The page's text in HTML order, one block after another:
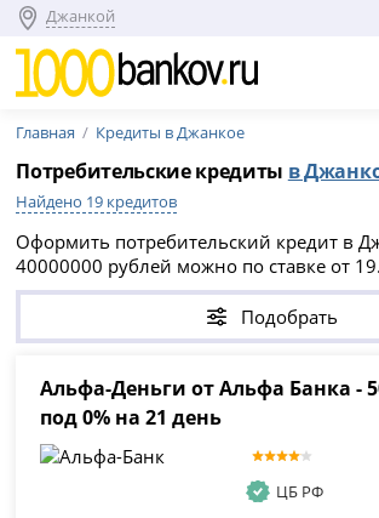
Джанкой
Главная Кредиты в Джанкое
Потребительские кредиты в
Найдено 19 кредитов
Оформить потребительский кредит в
40000000 рублей можно по ставке от
актуально на 08.08.2026. Сравните 19
банков, подайте онлайн-заявку без
поручителей и получите
Подобрать
Альфа-Деньги от Альфа Банка -
под 0% на 21 день
ЦБ РФ